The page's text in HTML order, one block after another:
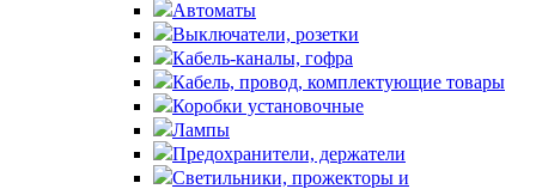
Автоматы
Выключатели, розетки
Кабель-каналы, гофра
Кабель, провод, комплектующие товары
Коробки установочные
Лампы
Предохранители, держатели
Светильники, прожекторы и